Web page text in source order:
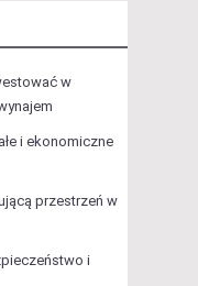
w
i ekonomiczne
przestrzeń w
i